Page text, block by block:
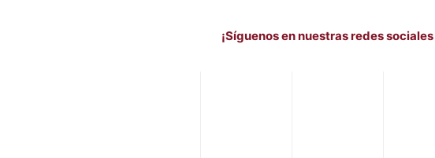
¡Síguenos en nuestras redes